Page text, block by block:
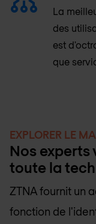
La
des
est
que
EXPLORER LE
Nos experts
toute la
ZTNA fournit un
fonction de